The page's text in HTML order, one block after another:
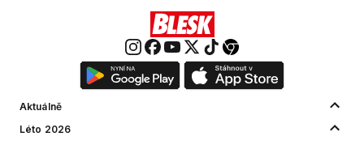
Aktuálně
Léto 2026